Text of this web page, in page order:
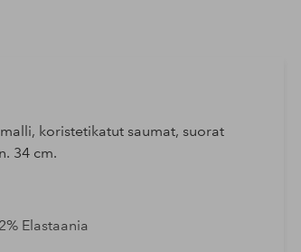
koristetikatut saumat, suorat
34 cm.
Elastaania